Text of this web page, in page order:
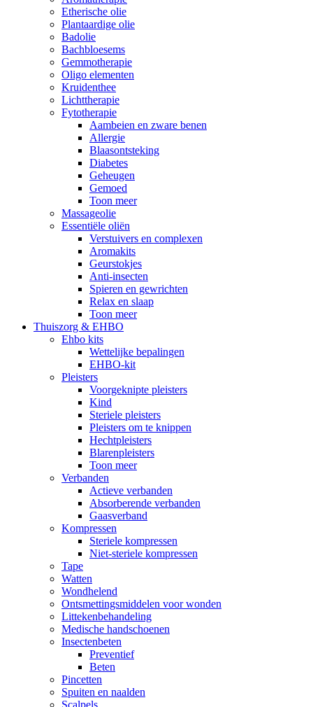
Etherische olie
Plantaardige olie
Badolie
Bachbloesems
Gemmotherapie
Oligo elementen
Kruidenthee
Lichttherapie
Fytotherapie
Aambeien en zware benen
Allergie
Blaasontsteking
Diabetes
Geheugen
Gemoed
Toon meer
Massageolie
Essentiële oliën
Verstuivers en complexen
Aromakits
Geurstokjes
Anti-insecten
Spieren en gewrichten
Relax en slaap
Toon meer
Thuiszorg & EHBO
Ehbo kits
Wettelijke bepalingen
EHBO-kit
Pleisters
Voorgeknipte pleisters
Kind
Steriele pleisters
Pleisters om te knippen
Hechtpleisters
Blarenpleisters
Toon meer
Verbanden
Actieve verbanden
Absorberende verbanden
Gaasverband
Kompressen
Steriele kompressen
Niet-steriele kompressen
Tape
Watten
Wondhelend
Ontsmettingsmiddelen voor wonden
Littekenbehandeling
Medische handschoenen
Insectenbeten
Preventief
Beten
Pincetten
Spuiten en naalden
Scalpels